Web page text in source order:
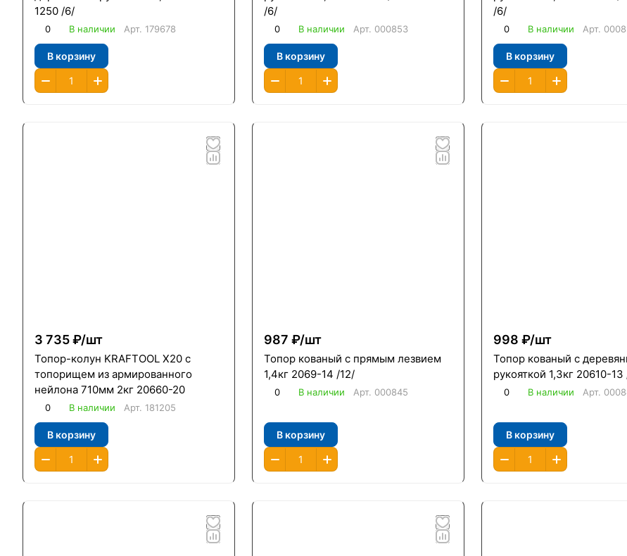
1250 /6/
0 В наличии Арт. 179678
В корзину
/6/
0 В наличии Арт. 000853
В корзину
/6/
0 В наличии Арт.
В корзину
3 735 ₽/шт
Топор-колун KRAFTOOL X20 с
топорищем из армированного
нейлона 710мм 2кг 20660-20
0 В наличии Арт. 181205
В корзину
987 ₽/шт
Топор кованый с прямым лезвием
1,4кг 2069-14 /12/
0 В наличии Арт. 000845
В корзину
998 ₽/шт
Топор кованый с
рукояткой 1,3кг 20610-
0 В наличии Арт.
В корзину